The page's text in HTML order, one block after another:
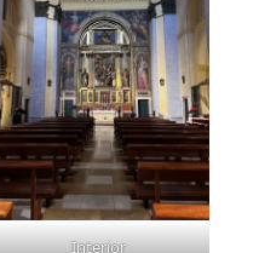
Interior